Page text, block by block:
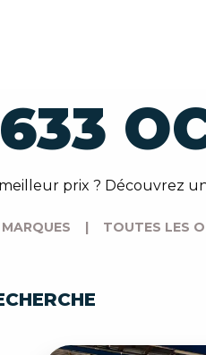
prix ? Découvrez
| TOUTES LES